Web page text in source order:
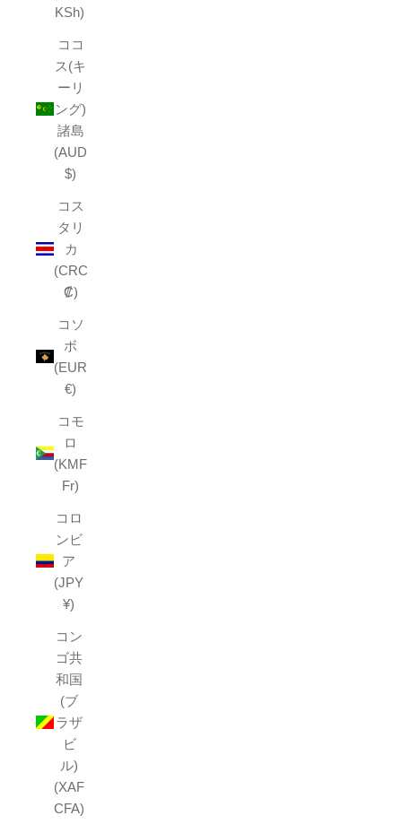
KSh)
ココ
ス(キ
ーリ
ング)
諸島
(AUD
$)
コス
タリ
カ
(CRC
₡)
コソ
ボ
(EUR
€)
コモ
ロ
(KMF
Fr)
コロ
ンビ
ア
(JPY
¥)
コン
ゴ共
和国
(ブ
ラザ
ビ
ル)
(XAF
CFA)